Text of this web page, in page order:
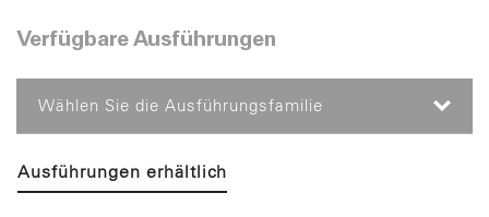
Verfügbare Ausführungen
Wählen Sie die Ausführungsfamilie
Ausführungen erhältlich